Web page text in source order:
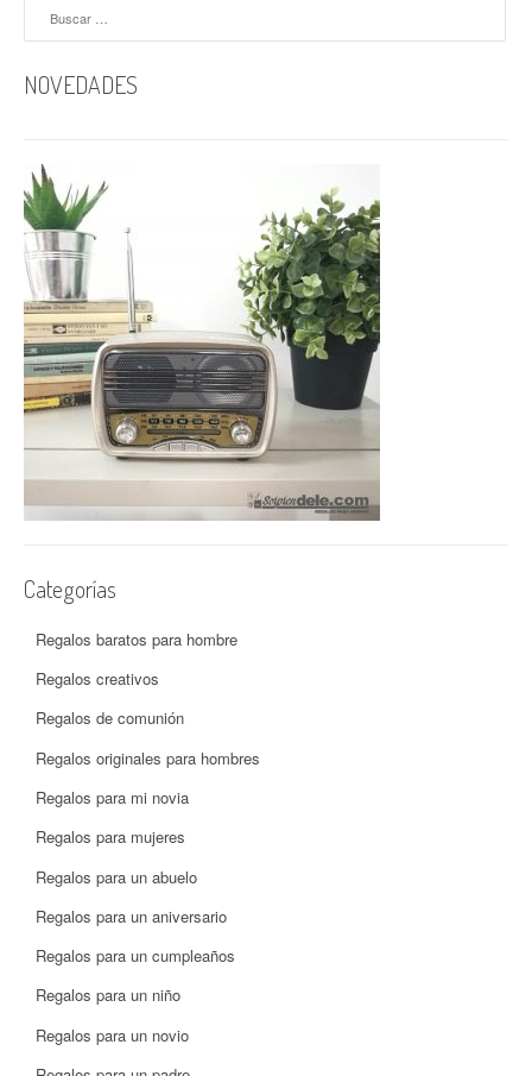
NOVEDADES
Categorías
Regalos baratos para hombre
Regalos creativos
Regalos de comunión
Regalos originales para hombres
Regalos para mi novia
Regalos para mujeres
Regalos para un abuelo
Regalos para un aniversario
Regalos para un cumpleaños
Regalos para un niño
Regalos para un novio